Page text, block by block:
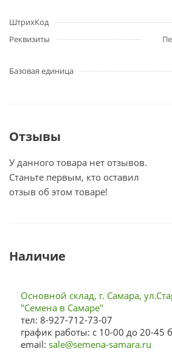
ШтрихКод
Реквизиты
Базовая единица
Отзывы
У данного товара нет отзывов.
Станьте первым, кто оставил
отзыв об этом товаре!
Наличие
Основной склад, г. Самара,
"Семена в Самаре"
тел: 8-927-712-73-07
график работы: с 10-00 до 20-45
email: sale@semena-samara.ru